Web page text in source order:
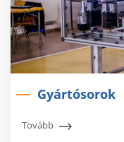
Gyártósorok
Tovább